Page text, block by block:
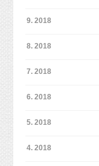
9. 2018
8. 2018
7. 2018
6. 2018
5. 2018
4. 2018